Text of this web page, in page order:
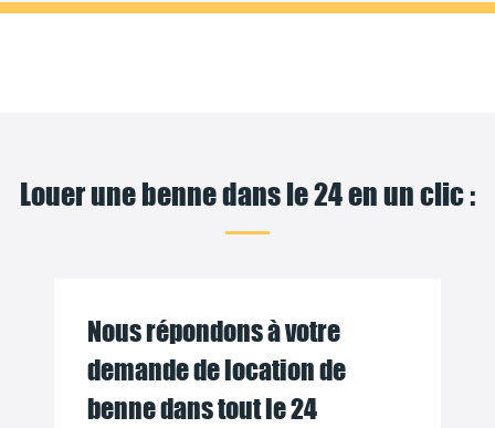
Louer une benne dans le 24 en un clic :
Nous répondons à votre
demande de location de
benne dans tout le 24